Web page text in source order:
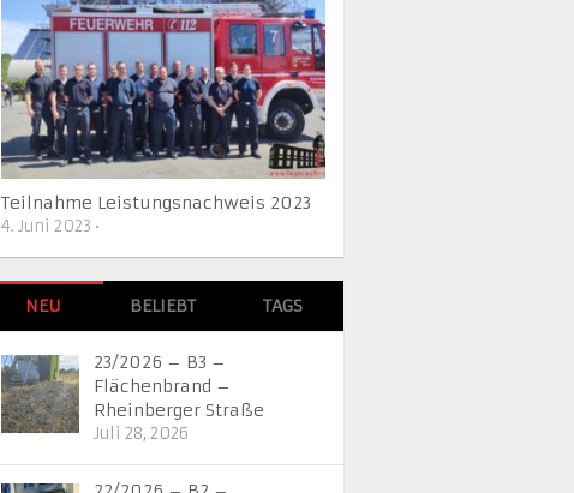
Teilnahme Leistungsnachweis 2023
4. Juni 2023 •
NEU BELIEBT TAGS
23/2026 – B3 –
Flächenbrand –
Rheinberger Straße
Juli 28, 2026